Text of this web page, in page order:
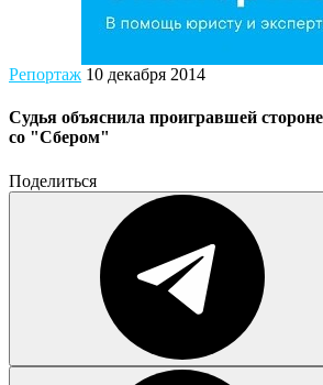
Репортаж 10 декабря 2014
Судья объяснила проигравшей
со "Сбером"
Поделиться